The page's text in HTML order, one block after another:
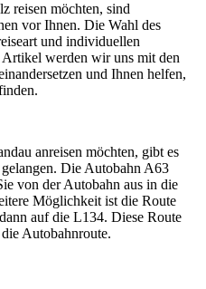
reisen möchten, sind
vor Ihnen. Die Wahl des
und individuellen
werden wir uns mit den
und Ihnen helfen,
anreisen möchten, gibt es
Die Autobahn A63
von der Autobahn aus in die
Möglichkeit ist die Route
auf die L134. Diese Route
Autobahnroute.